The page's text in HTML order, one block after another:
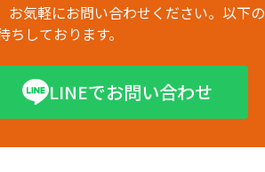
気軽にお問い合わせください。以下の
しております。
LINEでお問い合わせ